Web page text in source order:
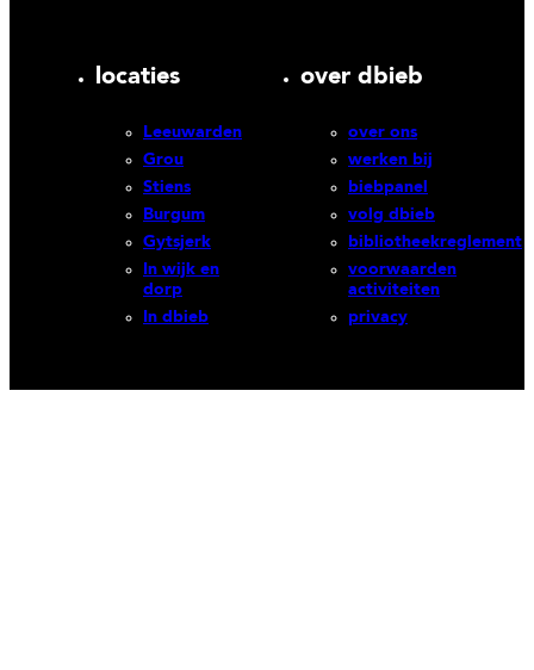
locaties
Leeuwarden
Grou
Stiens
Burgum
Gytsjerk
In wijk en
dorp
In dbieb
over dbieb
over ons
werken bij
biebpanel
volg dbieb
bibliotheekreglement
voorwaarden
activiteiten
privacy